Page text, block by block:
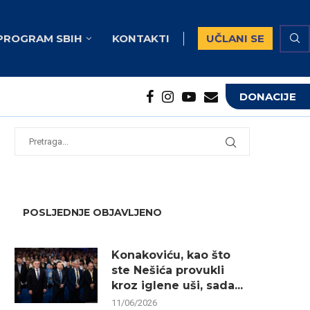
SBIH KONTAKTI UČLANI SE
DONACIJE
POSLJEDNJE OBJAVLJENO
Konakoviću, kao što
ste Nešića provukli
kroz iglene uši, sada...
11/06/2026